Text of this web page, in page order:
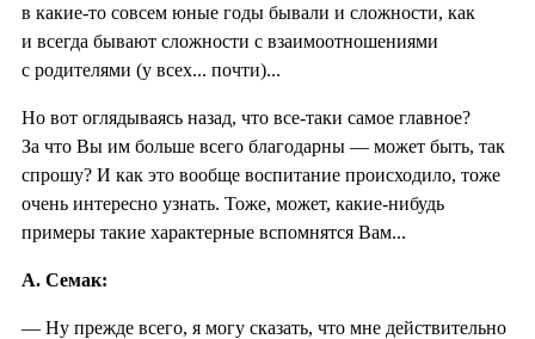
в какие-то совсем юные годы бывали и сложности, как
и всегда бывают сложности с взаимоотношениями
с родителями (у всех... почти)...
Но вот оглядываясь назад, что все-таки самое главное?
За что Вы им больше всего благодарны — может быть, так
спрошу? И как это вообще воспитание происходило, тоже
очень интересно узнать. Тоже, может, какие-нибудь
примеры такие характерные вспомнятся Вам...
А. Семак:
— Ну прежде всего, я могу сказать, что мне действительно